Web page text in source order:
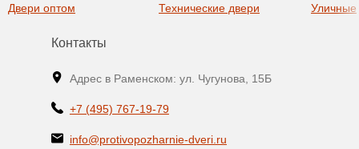
Двери оптом
Технические двери
Уличные
Контакты
Адрес в Раменском: ул. Чугунова, 15Б
+7 (495) 767-19-79
info@protivopozharnie-dveri.ru